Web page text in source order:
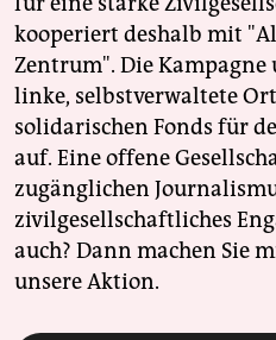
kooperiert deshalb mit
Zentrum". Die
linke, selbstverwaltete
solidarischen Fonds für
auf. Eine offene
zugänglichen
zivilgesellschaftliches
auch? Dann machen Sie
unsere Aktion.